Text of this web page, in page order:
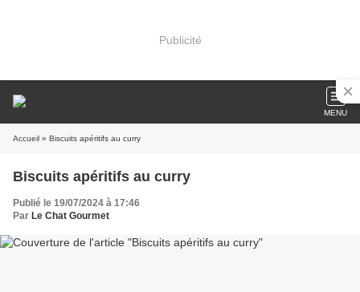
Publicité
MENU
Accueil » Biscuits apéritifs au curry
Biscuits apéritifs au curry
Publié le 19/07/2024 à 17:46
Par Le Chat Gourmet